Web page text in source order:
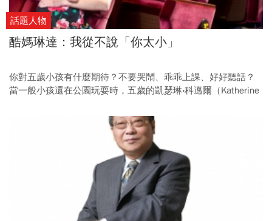
話題人物
酷媽琳達：我從不說「你太小」
你對五歲小孩有什麼期待？不要哭鬧、乖乖上課、好好聽話？
當一般小孩還在公園玩耍時，五歲的凱瑟琳‧科邁爾（Katherine
呼籲大家捐款購買蚊帳送到非洲，讓非洲孩童免受瘧疾之苦。